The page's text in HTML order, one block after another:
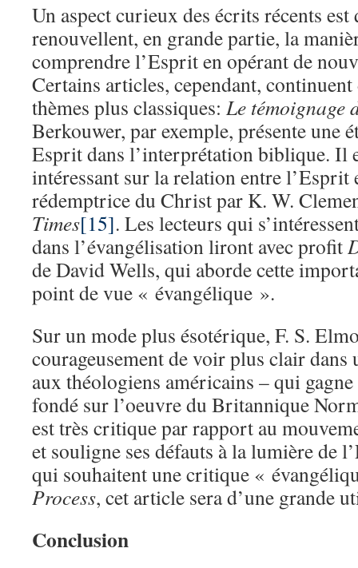
Un aspect curieux des écrits récents
renouvellent, en grande partie, la
comprendre l’Esprit en opérant de
Certains articles, cependant, continuent
thèmes plus classiques: Le témoignage
Berkouwer, par exemple, présente une
Esprit dans l’interprétation biblique. Il
intéressant sur la relation entre l’Esprit
rédemptrice du Christ par K. W.
Times[15]. Les lecteurs qui
dans l’évangélisation liront avec profit
de David Wells, qui aborde cette
point de vue « évangélique ».
Sur un mode plus ésotérique, F. S.
courageusement de voir plus clair
aux théologiens américains – qui
fondé sur l’oeuvre du Britannique
est très critique par rapport au
et souligne ses défauts à la lumière de
qui souhaitent une critique «
Process, cet article sera d’une grande
Conclusion